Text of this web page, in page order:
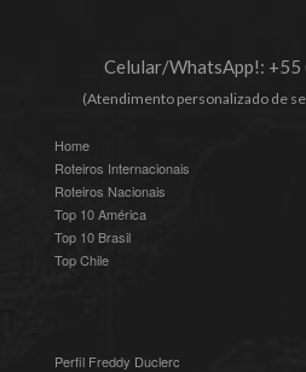
Celular/WhatsApp!: +55
(Atendimento personalizado de
Home
Roteiros Internacionais
Roteiros Nacionais
Top 10 América
Top 10 Brasil
Top Chile
Perfil Freddy Duclerc